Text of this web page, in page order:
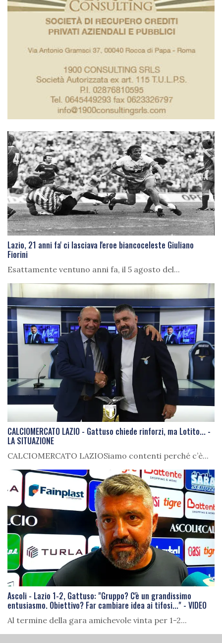
Lazio, 21 anni fa' ci lasciava l'eroe biancoceleste Giuliano
Fiorini
Esattamente ventuno anni fa, il 5 agosto del...
CALCIOMERCATO LAZIO - Gattuso chiede rinforzi, ma Lotito... -
LA SITUAZIONE
CALCIOMERCATO LAZIOSiamo contenti perché c’è...
Ascoli - Lazio 1-2, Gattuso: "Gruppo? C'è un grandissimo
entusiasmo. Obiettivo? Far cambiare idea ai tifosi..." - VIDEO
Al termine della gara amichevole vinta per 1-2...